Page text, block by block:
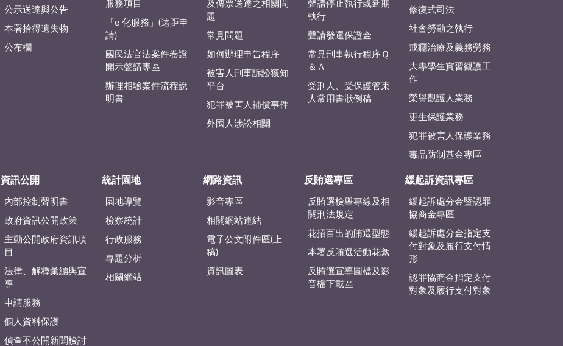
公示送達與公告
本署拾得遺失物
公布欄
服務項目
「e 化服務」(遠距申
請)
國民法官法案件卷證
開示聲請專區
辦理相驗案件流程說
明書
及傳票送達之相關問
題
常見問題
如何辦理申告程序
被害人刑事訴訟獲知
平台
犯罪被害人補償事件
外國人涉訟相關
聲請停止執行或延期
執行
聲請發還保證金
常見刑事執行程序Ｑ
＆Ａ
受刑人、受保護管束
人常用書狀例稿
修復式司法
社會勞動之執行
戒癮治療及義務勞務
大專學生實習觀護工
作
榮譽觀護人業務
更生保護業務
犯罪被害人保護業務
毒品防制基金專區
資訊公開
內部控制聲明書
政府資訊公開政策
主動公開政府資訊項
目
法律、解釋彙編與宣
導
申請服務
個人資料保護
偵查不公開新聞檢討
統計園地
園地導覽
檢察統計
行政服務
專題分析
相關網站
網路資訊
影音專區
相關網站連結
電子公文附件區(上
稿)
資訊圖表
反賄選專區
反賄選檢舉專線及相
關刑法規定
花招百出的賄選型態
本署反賄選活動花絮
反賄選宣導圖檔及影
音檔下載區
緩起訴資訊專區
緩起訴處分金暨認罪
協商金專區
緩起訴處分金指定支
付對象及履行支付情
形
認罪協商金指定支付
對象及履行支付對象